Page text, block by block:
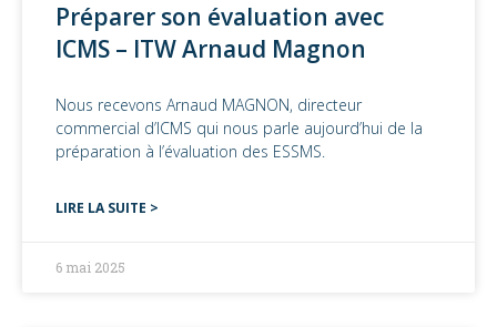
Préparer son évaluation avec
ICMS – ITW Arnaud Magnon
Nous recevons Arnaud MAGNON, directeur
commercial d’ICMS qui nous parle aujourd’hui de la
préparation à l’évaluation des ESSMS.
LIRE LA SUITE >
6 mai 2025